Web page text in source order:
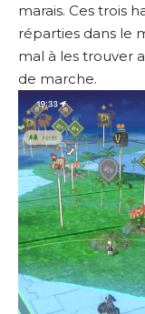
marais. Ces trois
réparties dans le
mal à les trouver
de marche.